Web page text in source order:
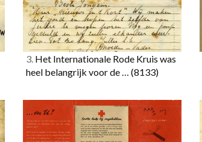
3. Het Internationale Rode Kruis was
heel belangrijk voor de … (8133)